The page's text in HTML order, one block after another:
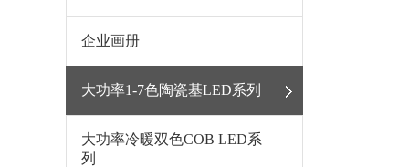
企业画册
大功率1-7色陶瓷基LED系列
大功率冷暖双色COB LED系
列